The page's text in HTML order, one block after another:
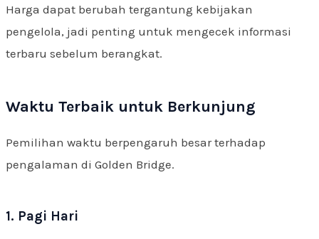
Harga dapat berubah tergantung kebijakan
pengelola, jadi penting untuk mengecek informasi
terbaru sebelum berangkat.
Waktu Terbaik untuk Berkunjung
Pemilihan waktu berpengaruh besar terhadap
pengalaman di Golden Bridge.
1. Pagi Hari